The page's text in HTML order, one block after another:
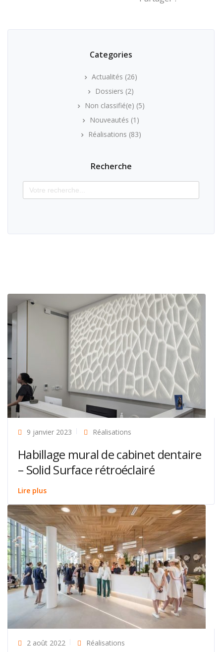
Categories
Actualités (26)
Dossiers (2)
Non classifié(e) (5)
Nouveautés (1)
Réalisations (83)
Recherche
Search
for:
9 janvier 2023 Réalisations
Habillage mural de cabinet dentaire
– Solid Surface rétroéclairé
Lire plus
2 août 2022 Réalisations